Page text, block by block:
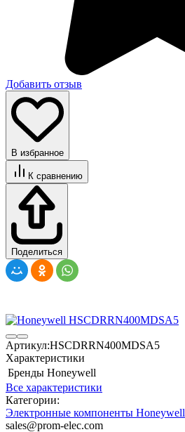
Добавить отзыв
В избранное
К сравнению
Поделиться
Артикул:HSCDRRN400MDSA5
Характеристики
Бренды Honeywell
Все характеристики
Категории:
Электронные компоненты Honeywell
sales@prom-elec.com